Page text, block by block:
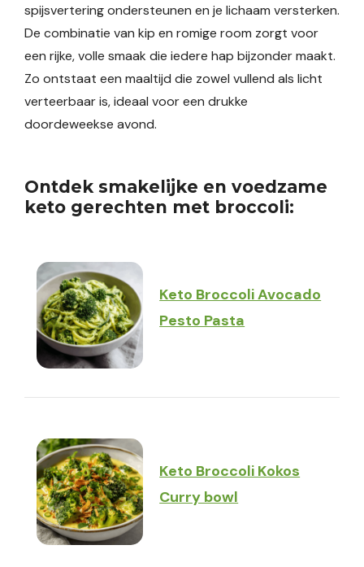
spijsvertering ondersteunen en je lichaam versterken.
De combinatie van kip en romige room zorgt voor
een rijke, volle smaak die iedere hap bijzonder maakt.
Zo ontstaat een maaltijd die zowel vullend als licht
verteerbaar is, ideaal voor een drukke
doordeweekse avond.
Ontdek smakelijke en voedzame
keto gerechten met broccoli:
Keto Broccoli Avocado
Pesto Pasta
Keto Broccoli Kokos
Curry bowl